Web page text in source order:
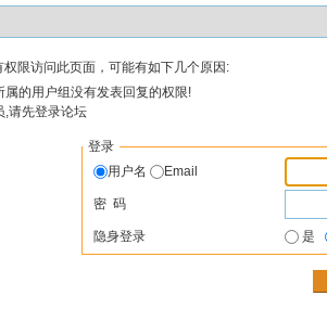
限访问此页面，可能有如下几个原因:
属的用户组没有发表回复的权限!
,请先登录论坛
登录
用户名
Email
密 码
隐身登录 是